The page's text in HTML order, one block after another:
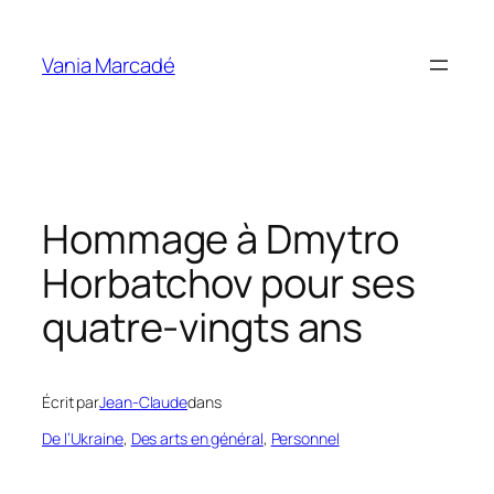
contenu
Vania Marcadé
Hommage à Dmytro
Horbatchov pour ses
quatre-vingts ans
Écrit parJean-Claudedans
De l’Ukraine, Des arts en général, Personnel